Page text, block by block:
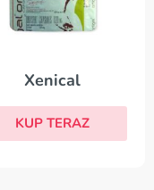
Xenical
KUP TERAZ